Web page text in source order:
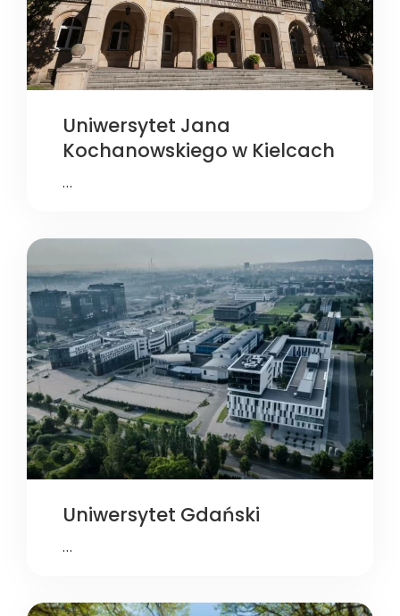
Uniwersytet Jana
Kochanowskiego w Kielcach
…
Uniwersytet Gdański
…